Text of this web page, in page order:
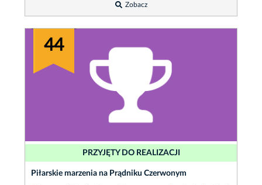
Zobacz
44
PRZYJĘTY DO REALIZACJI
Piłarskie marzenia na Prądniku Czerwonym